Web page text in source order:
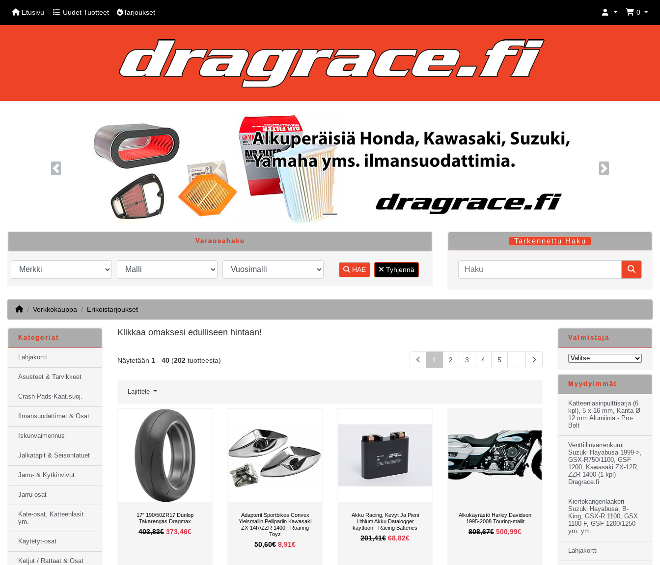
Etusivu Uudet Tuotteet Tarjoukset 0
Previous Next
Varaosahaku
HAE Tyhjennä
Tarkennettu Haku
HomeVerkkokauppa Erikoistarjoukset
Klikkaa omaksesi edulliseen hintaan!
Näytetään 1 - 40 (202 tuotteesta) 1 2 3 4 5
Lajittele
17" 190/50ZR17 Dunlop
Takarengas Dragmax
403,83€ 373,46€
Adapterit Sportbikes Convex
Yleismallin Peilipariin Kawasaki
ZX-14R/ZZR 1400 - Roaring
Toyz
50,60€ 9,91€
Akku Racing, Kevyt Ja Pieni
Lithium Akku Datalogger
käyttöön - Racing Batteries
201,41€ 68,82€
Alkukäyrästö Harley Davidson
1995-2008 Touring-mallit
808,67€ 500,99€
Kategoriat
Lahjakortti
Asusteet & Tarvikkeet
Crash Pads-Kaat.suoj.
Ilmansuodattimet & Osat
Iskunvaimennus
Jalkatapit & Seisontatuet
Jarru- & Kytkinvivut
Jarru-osat
Kate-osat, Katteenlasit
ym.
Käytetyt-osat
Ketjut / Rattaat & Osat
Valmistaja
Myydyimmät
Katteenlasinpulttisarja (6
kpl), 5 x 16 mm, Kanta Ø
12 mm Alumiinia - Pro-
Bolt
Venttiilinvarrenkumi
Suzuki Hayabusa 1999->,
GSX-R750/1100, GSF
1200, Kawasaki ZX-12R,
ZZR 1400 (1 kpl) -
Dragrace.fi
Kiertokangenlaakeri
Suzuki Hayabusa, B-
King, GSX-R 1100, GSX
1100 F, GSF 1200/1250
ym. ym.
Lahjakortti